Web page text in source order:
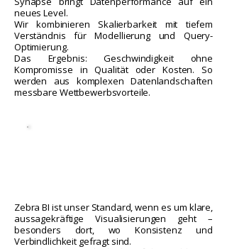
neues Level.
Wir kombinieren Skalierbarkeit mit tiefem
Verständnis für Modellierung und Query-
Optimierung.
Das Ergebnis: Geschwindigkeit ohne
Kompromisse in Qualität oder Kosten. So
werden aus komplexen Datenlandschaften
messbare Wettbewerbsvorteile.
Zebra BI ist unser Standard, wenn es um klare,
aussagekräftige Visualisierungen geht –
besonders dort, wo Konsistenz und
Verbindlichkeit gefragt sind.